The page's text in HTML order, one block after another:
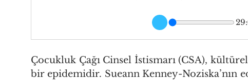
Çocukluk Çağı Cinsel İstismarı (CSA),
bir epidemidir. Sueann Kenney-